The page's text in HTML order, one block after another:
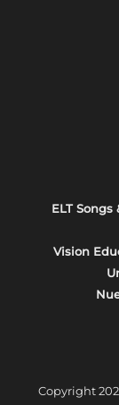
ELT
Vision
Copyright